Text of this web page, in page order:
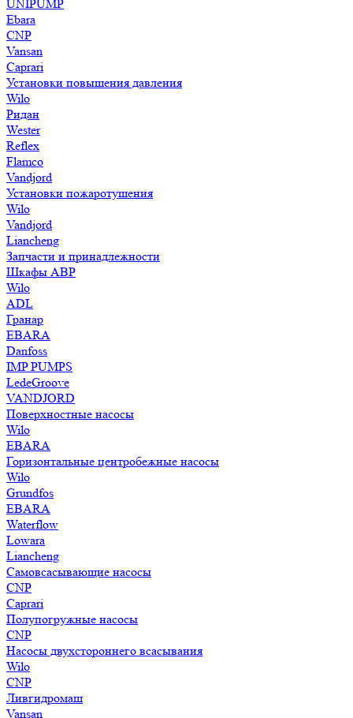
UNIPUMP
Ebara
CNP
Vansan
Caprari
Установки повышения давления
Wilo
Ридан
Wester
Reflex
Flamco
Vandjord
Установки пожаротушения
Wilo
Vandjord
Liancheng
Запчасти и принадлежности
Шкафы АВР
Wilo
ADL
Гранар
EBARA
Danfoss
IMP PUMPS
LedeGroove
VANDJORD
Поверхностные насосы
Wilo
EBARA
Горизонтальные центробежные насосы
Wilo
Grundfos
EBARA
Waterflow
Lowara
Liancheng
Самовсасывающие насосы
CNP
Caprari
Полупогружные насосы
CNP
Насосы двухстороннего всасывания
Wilo
CNP
Ливгидромаш
Vansan